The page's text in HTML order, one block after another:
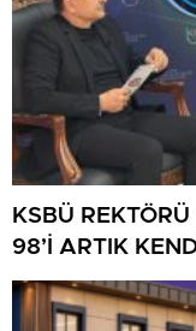
KSBÜ
98’İ ARTIK